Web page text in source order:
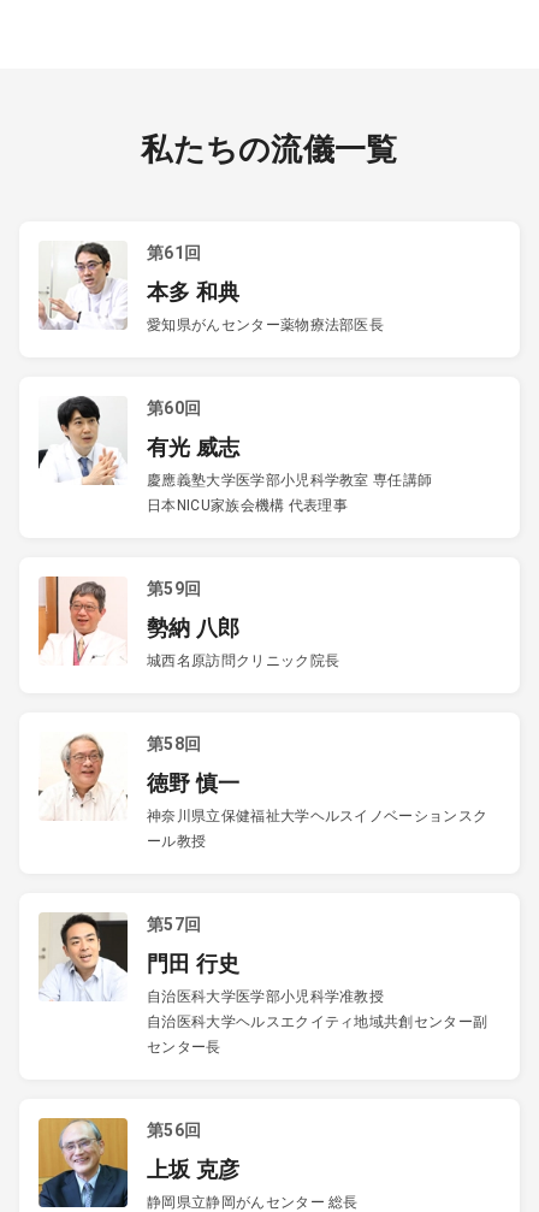
私たちの流儀一覧
第61回
本多 和典
愛知県がんセンター薬物療法部医長
第60回
有光 威志
慶應義塾大学医学部小児科学教室 専任講師
日本NICU家族会機構 代表理事
第59回
勢納 八郎
城西名原訪問クリニック院長
第58回
徳野 慎一
神奈川県立保健福祉大学ヘルスイノベーションスク
ール教授
第57回
門田 行史
自治医科大学医学部小児科学准教授
自治医科大学ヘルスエクイティ地域共創センター副
センター長
第56回
上坂 克彦
静岡県立静岡がんセンター 総長